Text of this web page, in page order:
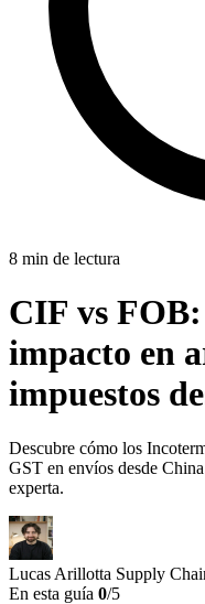
8 min de lectura
CIF vs FOB:
impacto en
impuestos
Descubre cómo los
GST en envíos desde
experta.
Lucas Arillotta Supply
En esta guía 0/5